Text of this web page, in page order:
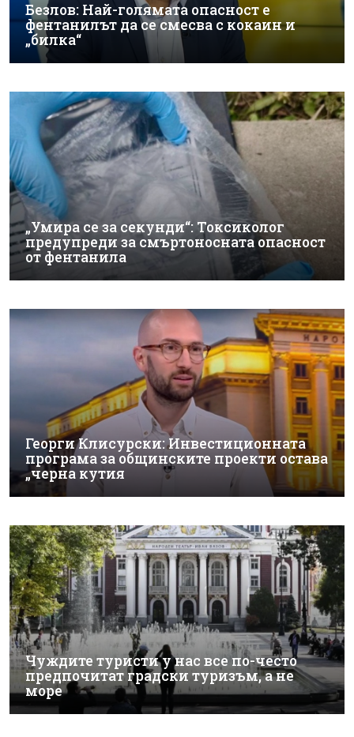
Безлов: Най-голямата опасност е
фентанилът да се смесва с кокаин и
„билка“
„Умира се за секунди“: Токсиколог
предупреди за смъртоносната опасност
от фентанила
Георги Клисурски: Инвестиционната
програма за общинските проекти остава
„черна кутия
Чуждите туристи у нас все по-често
предпочитат градски туризъм, а не
море